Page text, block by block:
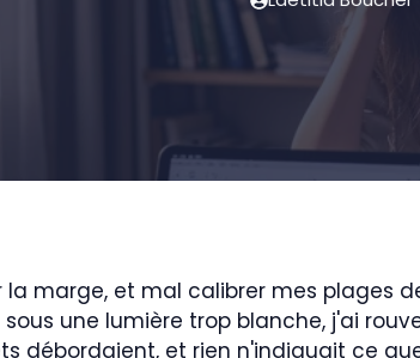
la marge, et mal calibrer mes plages
une lumière trop blanche, j'ai
débordaient, et rien n'indiquait ce